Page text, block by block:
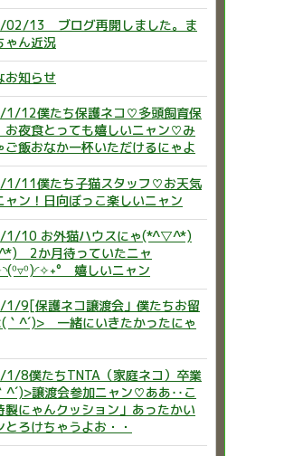
13 ブログ再開しました。ま
ゃん近況
お知らせ
12僕たち保護ネコ♡多頭飼育保
お夜食とっても嬉しいニャン♡み
ご飯おなか一杯いただけるにゃよ
11僕たち子猫スタッフ♡お天気
ャン！日向ぼっこ楽しいニャン
1/10 お外猫ハウスにゃ(*^▽^*)
2か月待っていたニャ
嬉しいニャン
9[保護ネコ譲渡会」僕たちお留
｀^´)> 一緒にいきたかったにゃ
8僕たちTNTA（家庭ネコ）卒業
^´)>譲渡会参加ニャン♡ああ‥こ
製にゃんクッション」あったかい
とろけちゃうよお・・